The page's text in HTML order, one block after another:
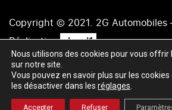
Copyright © 2021. 2G Automobiles
Réalisation .level1
Mentions légales|Politique de
site
Nous utilisons des cookies pour vous
sur notre site.
Vous pouvez en savoir plus sur les
les désactiver dans les réglages
Accepter Refuser